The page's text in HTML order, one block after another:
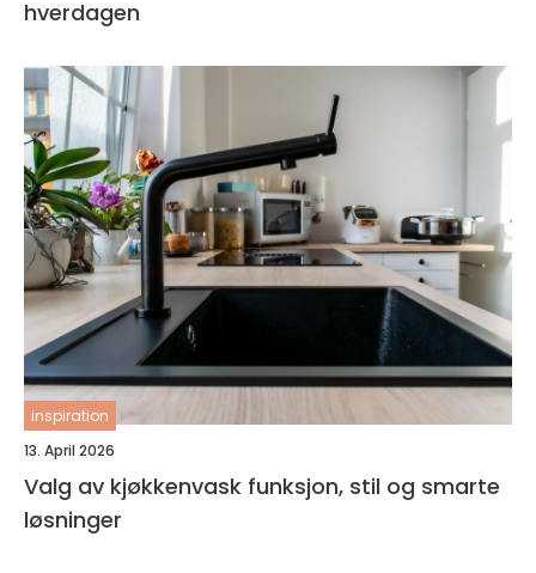
hverdagen
inspiration
13. April 2026
Valg av kjøkkenvask funksjon, stil og smarte
løsninger